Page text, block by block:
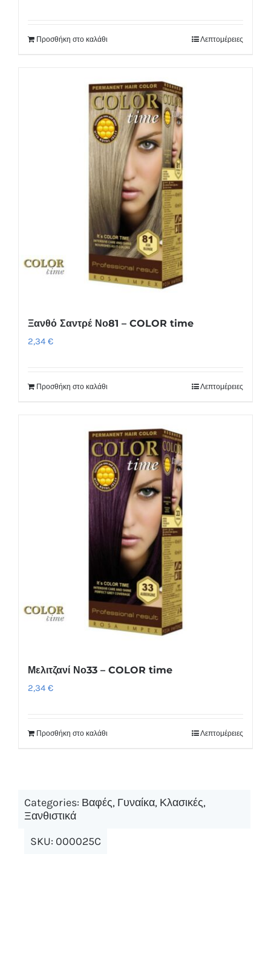
Προσθήκη στο καλάθι Λεπτομέρειες
Ξανθό Σαντρέ Νο81 – COLOR time
2,34 €
Προσθήκη στο καλάθι Λεπτομέρειες
Μελιτζανί Νο33 – COLOR time
2,34 €
Προσθήκη στο καλάθι Λεπτομέρειες
Categories: Βαφές, Γυναίκα, Κλασικές,
Ξανθιστικά
SKU: 000025C